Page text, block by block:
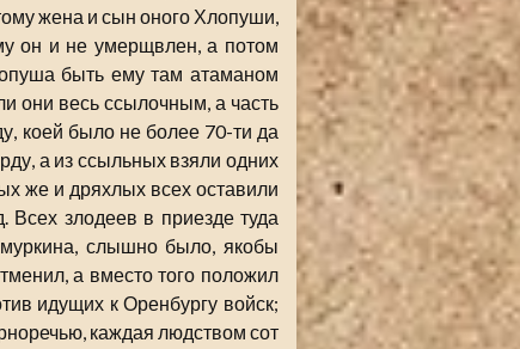
жена и сын оного Хлопуши,
он и не умерщвлен, а потом
быть ему там атаманом
они весь ссылочным, а часть
коей было не более 70-ти да
а из ссыльных взяли одних
же и дряхлых всех оставили
Всех злодеев в приезде туда
слышно было, якобы
а вместо того положил
идущих к Оренбургу войск;
каждая людством сот